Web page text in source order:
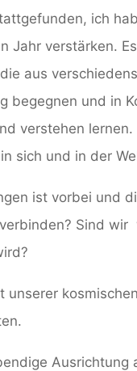
ich
Jahr verstärken.
aus
begegnen und in
verstehen
sich und in der
ist vorbei und
Sind
Ausrichtung